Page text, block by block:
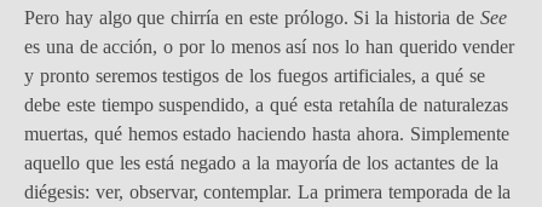
Pero hay algo que chirría en este prólogo. Si la historia de See
es una de acción, o por lo menos así nos lo han querido vender
y pronto seremos testigos de los fuegos artificiales, a qué se
debe este tiempo suspendido, a qué esta retahíla de naturalezas
muertas, qué hemos estado haciendo hasta ahora. Simplemente
aquello que les está negado a la mayoría de los actantes de la
diégesis: ver, observar, contemplar. La primera temporada de la